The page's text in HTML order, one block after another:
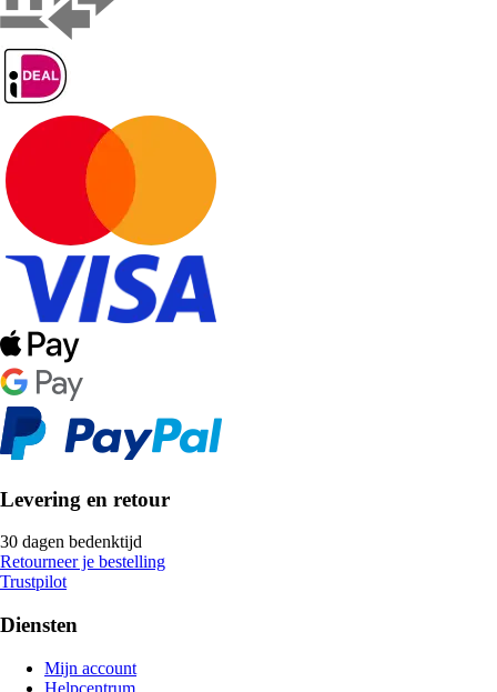
Levering en retour
30 dagen bedenktijd
Retourneer je bestelling
Trustpilot
Diensten
Mijn account
Helpcentrum